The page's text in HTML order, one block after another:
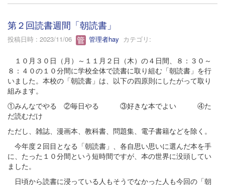
第２回読書週間「朝読書」
投稿日時 : 2023/11/06 管理者hay カテゴリ:
１０月３０日（月）～１１月２日（木）の４日間、８：３０～
８：４０の１０分間に学校全体で読書に取り組む「朝読書」を行
いました。本校の「朝読書」は、以下の四原則にしたがって取り
組みます。
①みんなでやる ②毎日やる ③好きな本でよい ④た
だ読むだけ
ただし、雑誌、漫画本、教科書、問題集、電子書籍などを除く。
今年度２回目となる「朝読書」、各自思い思いに選んだ本を手
に、たった１０分間という短時間ですが、本の世界に没頭してい
ました。
日頃から読書に浸っている人もそうでなかった人も今回の「朝